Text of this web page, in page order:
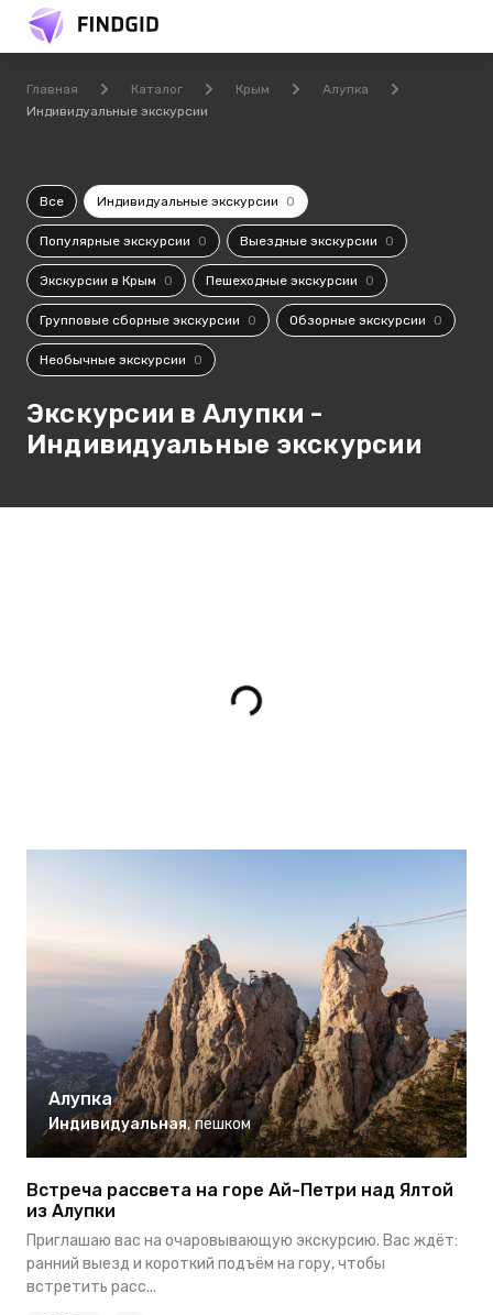
Главная Каталог Крым
Алупка
Индивидуальные экскурсии
Все Индивидуальные экскурсии 0
Популярные экскурсии 0 Выездные экскурсии 0
Экскурсии в Крым 0 Пешеходные экскурсии 0
Групповые сборные экскурсии 0 Обзорные экскурсии 0
Необычные экскурсии 0
Экскурсии в Алупки -
Индивидуальные экскурсии
Алупка
Индивидуальная, пешком
Встреча рассвета на горе Ай-Петри над Ялтой
из Алупки
Приглашаю вас на очаровывающую экскурсию. Вас ждёт:
ранний выезд и короткий подъём на гору, чтобы
встретить расс...